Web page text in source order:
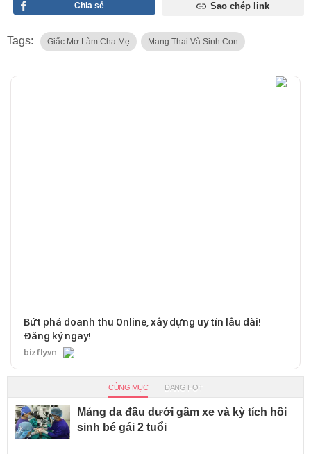
Chia sẻ Sao chép link
Tags: Giấc Mơ Làm Cha Mẹ Mang Thai Và Sinh Con
Bứt phá doanh thu Online, xây dựng uy tín lâu dài!
Đăng ký ngay!
bizfly.vn
CÙNG MỤC ĐANG HOT
Mảng da đầu dưới gầm xe và kỳ tích hồi
sinh bé gái 2 tuổi